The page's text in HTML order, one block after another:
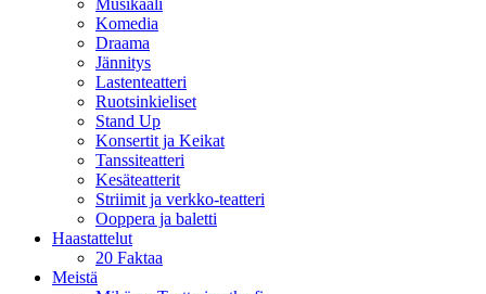
Musikaali
Komedia
Draama
Jännitys
Lastenteatteri
Ruotsinkieliset
Stand Up
Konsertit ja Keikat
Tanssiteatteri
Kesäteatterit
Striimit ja verkko-teatteri
Ooppera ja baletti
Haastattelut
20 Faktaa
Meistä